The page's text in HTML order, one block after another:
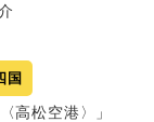
国
高松空港〉」